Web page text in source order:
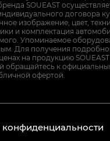
SOUEAST
договора
изображение, цвет,
и комплектация
Упоминаемое
Для получения
на продукцию
обращайтесь к
офертой.
конфиденциальности